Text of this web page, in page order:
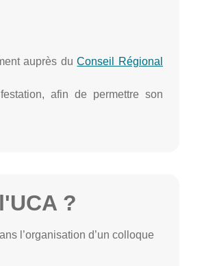
auprès duConseil Régional
afin de permettre son
?
l’organisation d’un colloque